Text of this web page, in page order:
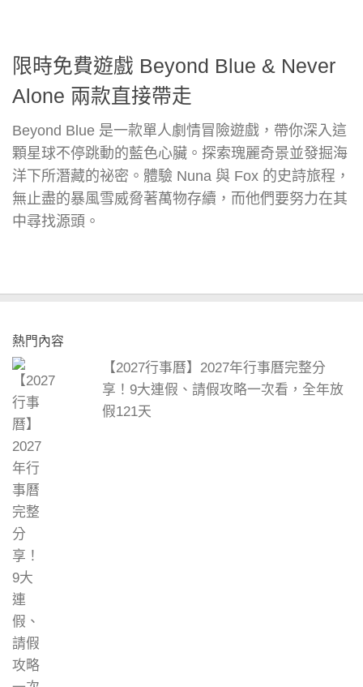
限時免費遊戲 Beyond Blue & Never
Alone 兩款直接帶走
Beyond Blue 是一款單人劇情冒險遊戲，帶你深入這
顆星球不停跳動的藍色心臟。探索瑰麗奇景並發掘海
洋下所潛藏的祕密。體驗 Nuna 與 Fox 的史詩旅程，
無止盡的暴風雪威脅著萬物存續，而他們要努力在其
中尋找源頭。
熱門內容
【2027行事曆】2027年行事曆完整分
享！9大連假、請假攻略一次看，全年放
假121天